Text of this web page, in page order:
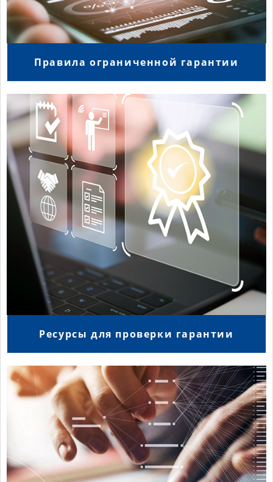
Правила ограниченной гарантии
Ресурсы для проверки гарантии